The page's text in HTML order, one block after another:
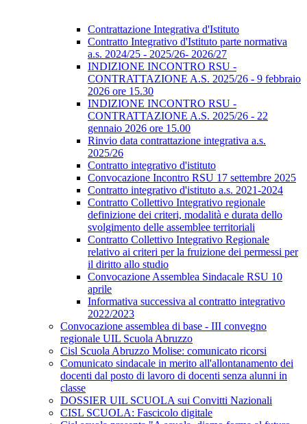
Contrattazione Integrativa d'Istituto
Contratto Integrativo d'Istituto parte normativa
a.s. 2024/25 - 2025/26- 2026/27
INDIZIONE INCONTRO RSU -
CONTRATTAZIONE A.S. 2025/26 - 9 febbraio
2026 ore 15.30
INDIZIONE INCONTRO RSU -
CONTRATTAZIONE A.S. 2025/26 - 22
gennaio 2026 ore 15.00
Rinvio data contrattazione integrativa a.s.
2025/26
Contratto integrativo d'istituto
Convocazione Incontro RSU 17 settembre 2025
Contratto integrativo d'istituto a.s. 2021-2024
Contratto Collettivo Integrativo regionale
definizione dei criteri, modalità e durata dello
svolgimento delle assemblee territoriali
Contratto Collettivo Integrativo Regionale
relativo ai criteri per la fruizione dei permessi per
il diritto allo studio
Convocazione Assemblea Sindacale RSU 10
aprile
Informativa successiva al contratto integrativo
2022/2023
Convocazione assemblea di base - III convegno
regionale UIL Scuola Abruzzo
Cisl Scuola Abruzzo Molise: comunicato ricorsi
Comunicato sindacale in merito all'allontanamento dei
docenti dal posto di lavoro di docenti senza alunni in
classe
DOSSIER UIL SCUOLA sui Convitti Nazionali
CISL SCUOLA: Fascicolo digitale